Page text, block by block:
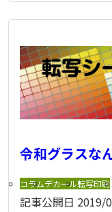
令和グラスな
コラムデカール転写印刷
記事公開日 2019/